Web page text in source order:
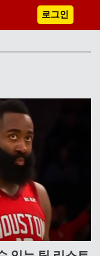
로그인